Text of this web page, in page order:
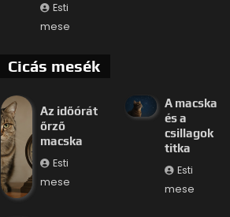
Esti
mese
Cicás mesék
Az időórát
őrző
macska
Esti
mese
A macska
és a
csillagok
titka
Esti
mese